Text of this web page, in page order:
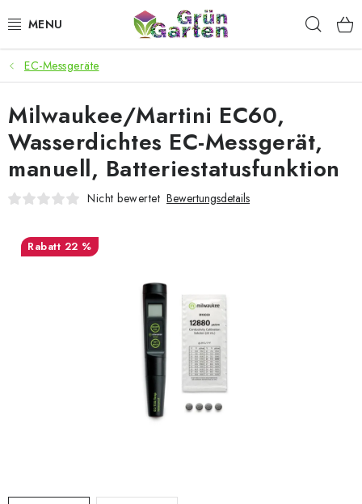
Inhalt
ANGEBOTE
LED PFLANZENLAMPEN
ANBAUBEDARF FÜR DEN HEIMANBAU
AQUARISTIK
MICROGREENS
Kaufberatung AGB
Datenschutzerklärung Impressum
EC-Messgeräte
Milwaukee/Martini EC60,
Wasserdichtes EC-Messgerät,
manuell, Batteriestatusfunktion
Nicht bewertet Bewertungsdetails
22 %